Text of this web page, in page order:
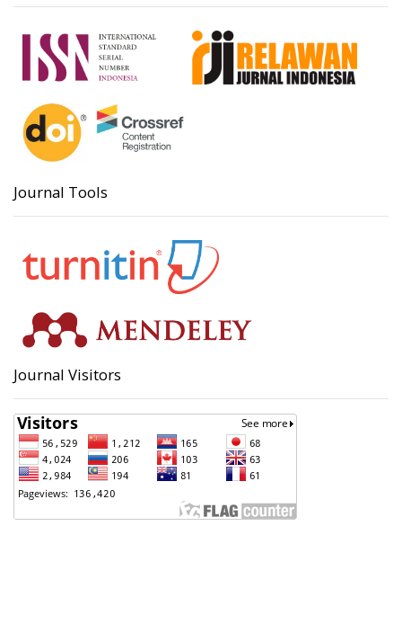
Journal Tools
Journal Visitors